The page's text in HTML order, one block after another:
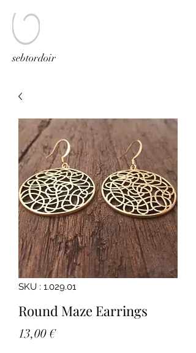
sebtordoir
SKU : 1.029.01
Round Maze Earrings
13,00 €Prix